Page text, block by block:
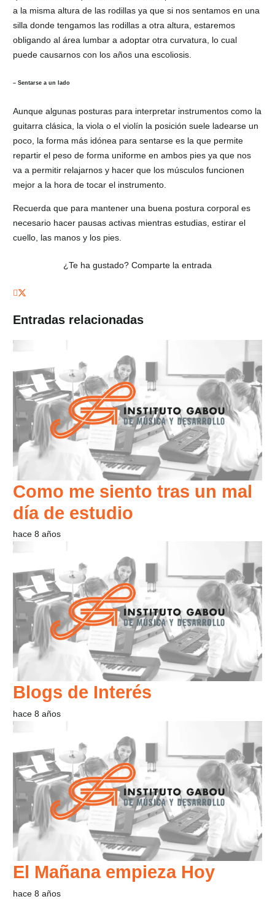
a la misma altura de las rodillas ya que si nos sentamos en una
silla donde tengamos las rodillas a otra altura, estaremos
obligando al área lumbar a adoptar otra curvatura, lo cual
puede causarnos con los años una escoliosis.
– Sentarse a un lado
Aunque algunas posturas para interpretar instrumentos como la
guitarra clásica, la viola o el violín la posición suele ladearse un
poco, la forma más idónea para sentarse es la que permite
repartir el peso de forma uniforme en ambos pies ya que nos
va a permitir relajarnos y hacer que los músculos funcionen
mejor a la hora de tocar el instrumento.
Recuerda que para mantener una buena postura corporal es
necesario hacer pausas activas mientras estudias, estirar el
cuello, las manos y los pies.
¿Te ha gustado? Comparte la entrada
Entradas relacionadas
Como me siento tras un mal
día de estudio
hace 8 años
Blogs de Interés
hace 8 años
El Mañana empieza Hoy
hace 8 años